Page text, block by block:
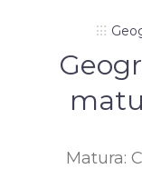
Matura: